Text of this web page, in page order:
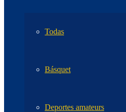
Todas
Básquet
Deportes amateurs